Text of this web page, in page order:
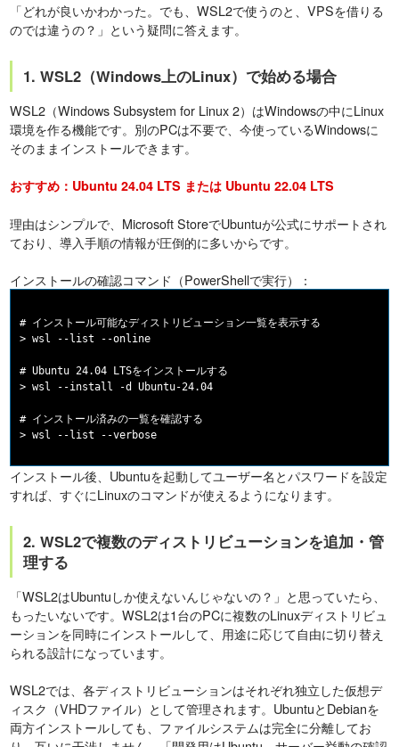
「どれが良いかわかった。でも、WSL2で使うのと、VPSを借りる
のでは違うの？」という疑問に答えます。
1. WSL2（Windows上のLinux）で始める場合
WSL2（Windows Subsystem for Linux 2）はWindowsの中にLinux
環境を作る機能です。別のPCは不要で、今使っているWindowsに
そのままインストールできます。
おすすめ：Ubuntu 24.04 LTS または Ubuntu 22.04 LTS
理由はシンプルで、Microsoft StoreでUbuntuが公式にサポートされ
ており、導入手順の情報が圧倒的に多いからです。
インストールの確認コマンド（PowerShellで実行）：
# インストール可能なディストリビューション一覧を表示する
> wsl --list --online
# Ubuntu 24.04 LTSをインストールする
> wsl --install -d Ubuntu-24.04
# インストール済みの一覧を確認する
インストール後、Ubuntuを起動してユーザー名とパスワードを設定
すれば、すぐにLinuxのコマンドが使えるようになります。
2. WSL2で複数のディストリビューションを追加・管
理する
「WSL2はUbuntuしか使えないんじゃないの？」と思っていたら、
もったいないです。WSL2は1台のPCに複数のLinuxディストリビュ
ーションを同時にインストールして、用途に応じて自由に切り替え
られる設計になっています。
WSL2では、各ディストリビューションはそれぞれ独立した仮想デ
ィスク（VHDファイル）として管理されます。UbuntuとDebianを
両方インストールしても、ファイルシステムは完全に分離してお